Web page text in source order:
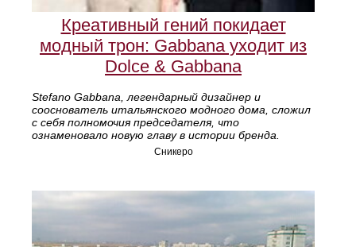
Креативный гений покидает
модный трон: Gabbana уходит из
Dolce & Gabbana
Stefano Gabbana, легендарный дизайнер и
сооснователь итальянского модного дома, сложил
с себя полномочия председателя, что
ознаменовало новую главу в истории бренда.
Сникеро